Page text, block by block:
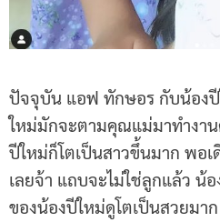
ปัจจุบัน แอฟ ทักษอร กับน้อง
ใหม่มักจะตามคุณแม่มาทำงา
ปีใหม่ก็โตเป็นสาวขึ้นมาก พอ
เลยจ้า แถบจะไม่ใช่ลูกแล้ว น้
ของน้องปีใหม่ดูโตเป็นสวยมา